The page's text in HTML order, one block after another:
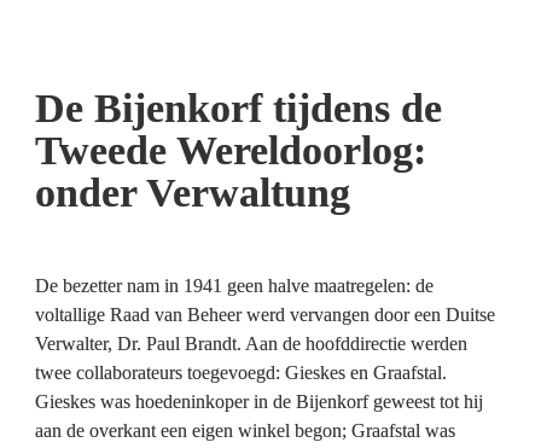
De Bijenkorf tijdens de
Tweede Wereldoorlog:
onder Verwaltung
De bezetter nam in 1941 geen halve maatregelen: de
voltallige Raad van Beheer werd vervangen door een Duitse
Verwalter, Dr. Paul Brandt. Aan de hoofddirectie werden
twee collaborateurs toegevoegd: Gieskes en Graafstal.
Gieskes was hoedeninkoper in de Bijenkorf geweest tot hij
aan de overkant een eigen winkel begon; Graafstal was